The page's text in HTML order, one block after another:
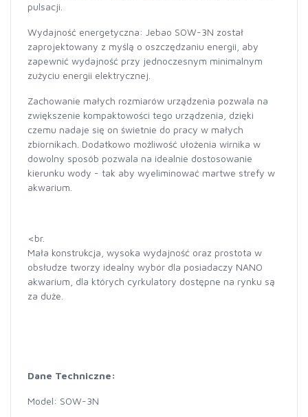
pulsacji.
Wydajność energetyczna: Jebao SOW-3N został
zaprojektowany z myślą o oszczędzaniu energii, aby
zapewnić wydajność przy jednoczesnym minimalnym
zużyciu energii elektrycznej.
Zachowanie małych rozmiarów urządzenia pozwala na
zwiększenie kompaktowości tego urządzenia, dzięki
czemu nadaje się on świetnie do pracy w małych
zbiornikach. Dodatkowo możliwość ułożenia wirnika w
dowolny sposób pozwala na idealnie dostosowanie
kierunku wody - tak aby wyeliminować martwe strefy w
akwarium.
<br.
Mała konstrukcja, wysoka wydajność oraz prostota w
obsłudze tworzy idealny wybór dla posiadaczy NANO
akwarium, dla których cyrkulatory dostępne na rynku są
za duże.
Dane Techniczne:
Model: SOW-3N